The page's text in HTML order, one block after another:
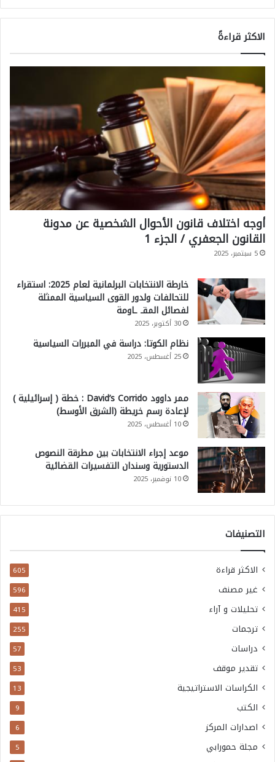
ل
ر
ق
ط
ر
ق
ب
ي
ن
ا
ح
ة
ا
د
و
م
ا
س
ا
ح
ة
ا
ل
ع
س
الاكثر قراءةً
أوجه اختلاف قانون الأحوال الشخصية عن مدونة
القانون الجعفري / الجزء 1
5 سبتمبر، 2025
خارطة الانتخابات البرلمانية لعام 2025: استقراء
للتحالفات ولدور القوى السياسية الممثلة
لفصائل المقـ ـاومة
30 أكتوبر، 2025
نظام الكوتا: دراسة في المبررات السياسية
25 أغسطس، 2025
ممر داوود David’s Corrido : خطة ( إسرائيلية )
لإعادة رسم خريطة (الشرق الأوسط)
10 أغسطس، 2025
موعد إجراء الانتخابات بين مطرقة النصوص
الدستورية وسندان التفسيرات القضائية
10 نوفمبر، 2025
التصنيفات
الاكثر قراءة 605
غير مصنف 596
تحليلات و آراء 415
ترجمات 255
دراسات 57
تقدير موقف 53
الكراسات الاستراتيجية 13
الكتب 9
اصدارات المركز 6
مجلة حمورابي 5